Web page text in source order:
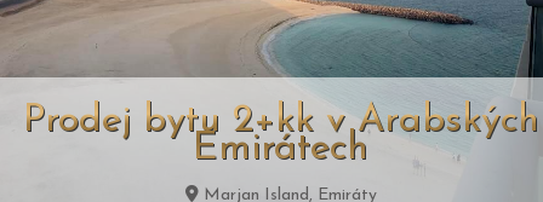
Prodej bytu 2+kk v Arabských
Emirátech
Marjan Island, Emiráty